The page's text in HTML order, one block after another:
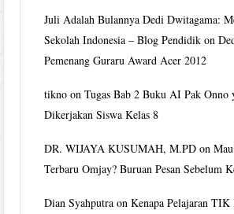
Juli Adalah Bulannya Dedi Dwitagama:
Sekolah Indonesia – Blog Pendidik on
Pemenang Guraru Award Acer 2012
tikno onTugas Bab 2 Buku AI Pak Onno
Dikerjakan Siswa Kelas 8
DR. WIJAYA KUSUMAH, M.PD on
Terbaru Omjay? Buruan Pesan Sebelum
Dian Syahputra onKenapa Pelajaran TIK